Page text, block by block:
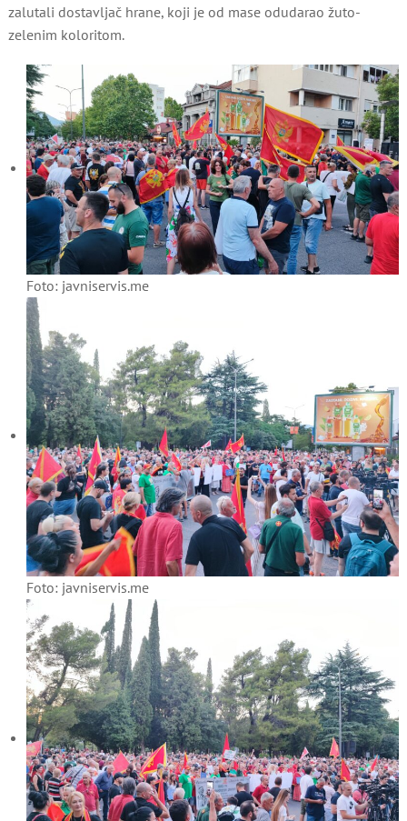
zalutali dostavljač hrane, koji je od mase odudarao žuto-
zelenim koloritom.
Foto: javniservis.me
Foto: javniservis.me